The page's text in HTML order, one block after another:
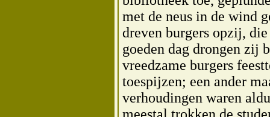
met de neus in de wind
dreven burgers opzij,
goeden dag drongen zij
vreedzame burgers
toespijzen; een ander
verhoudingen waren